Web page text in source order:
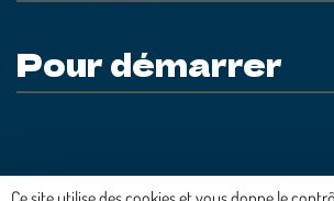
Pour démarrer
Plateforme développée en France par